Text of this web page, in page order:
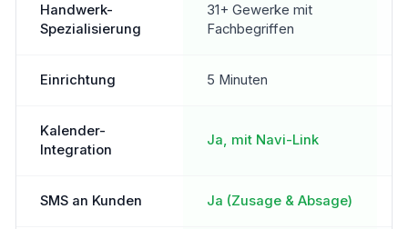
Handwerk-
Spezialisierung
31+ Gewerke mit
Fachbegriffen
Einrichtung 5 Minuten
Kalender-
Integration
Ja, mit Navi-Link
SMS an Kunden Ja (Zusage & Absage)